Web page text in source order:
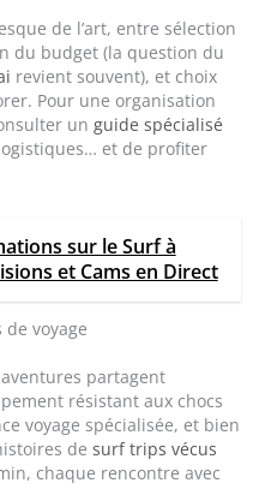
de l’art, entre sélection
du budget (la question du
revient souvent), et choix
Pour une organisation
un guide spécialisé
et de profiter
sur le Surf à
et Cams en Direct
voyage
partagent
résistant aux chocs
voyage spécialisée, et bien
de surf trips vécus
chaque rencontre avec